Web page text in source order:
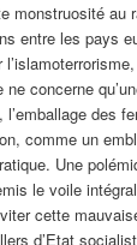
monstruosité au
entre les pays
ne concerne
des
comme un
Une
le voile
cette
d’Etat